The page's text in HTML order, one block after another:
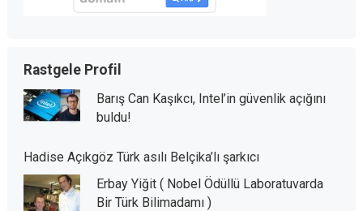
Rastgele Profil
Barış Can Kaşıkcı, Intel’in güvenlik açığını
buldu!
Hadise Açıkgöz Türk asılı Belçika’lı şarkıcı
Erbay Yiğit ( Nobel Ödüllü Laboratuvarda
Bir Türk Bilimadamı )